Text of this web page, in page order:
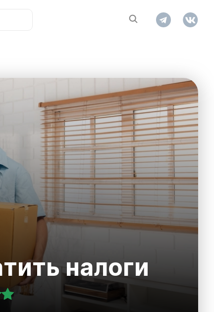
налоги